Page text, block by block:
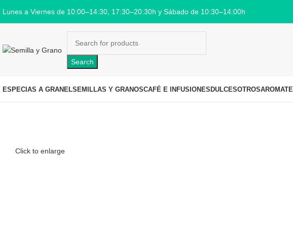
Lunes a Viernes de 10:00–14:30, 17:30–20:30h y Sábado de 10:30–14:00h
Search
ESPECIAS A GRANELSEMILLAS Y GRANOSCAFÉ E INFUSIONESDULCESOTROS
Click to enlarge